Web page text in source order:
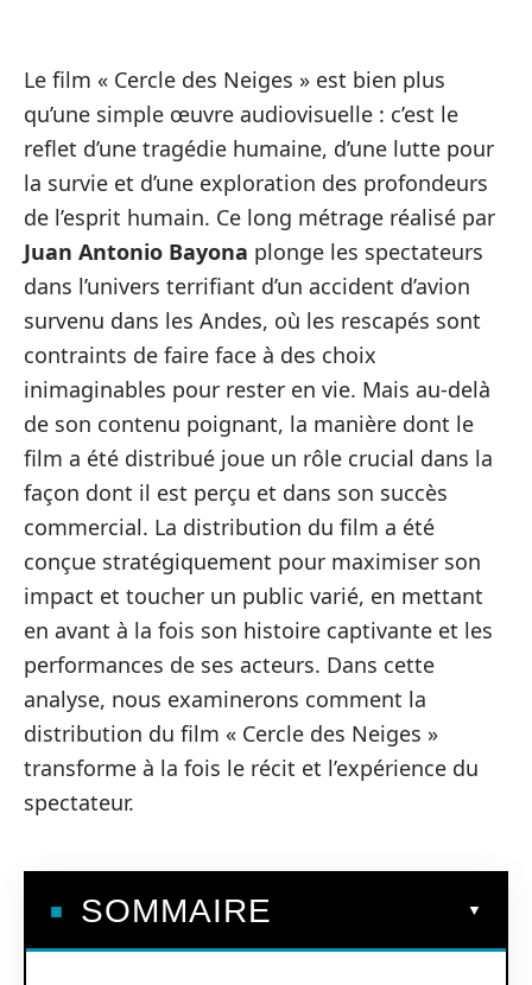
Le film « Cercle des Neiges » est bien plus
qu’une simple œuvre audiovisuelle : c’est le
reflet d’une tragédie humaine, d’une lutte pour
la survie et d’une exploration des profondeurs
de l’esprit humain. Ce long métrage réalisé par
Juan Antonio Bayona plonge les spectateurs
dans l’univers terrifiant d’un accident d’avion
survenu dans les Andes, où les rescapés sont
contraints de faire face à des choix
inimaginables pour rester en vie. Mais au-delà
de son contenu poignant, la manière dont le
film a été distribué joue un rôle crucial dans la
façon dont il est perçu et dans son succès
commercial. La distribution du film a été
conçue stratégiquement pour maximiser son
impact et toucher un public varié, en mettant
en avant à la fois son histoire captivante et les
performances de ses acteurs. Dans cette
analyse, nous examinerons comment la
distribution du film « Cercle des Neiges »
transforme à la fois le récit et l’expérience du
spectateur.
SOMMAIRE